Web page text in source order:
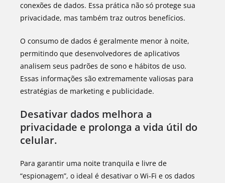
conexões de dados. Essa prática não só protege sua
privacidade, mas também traz outros benefícios.
O consumo de dados é geralmente menor à noite,
permitindo que desenvolvedores de aplicativos
analisem seus padrões de sono e hábitos de uso.
Essas informações são extremamente valiosas para
estratégias de marketing e publicidade.
Desativar dados melhora a
privacidade e prolonga a vida útil do
celular.
Para garantir uma noite tranquila e livre de
“espionagem”, o ideal é desativar o Wi-Fi e os dados